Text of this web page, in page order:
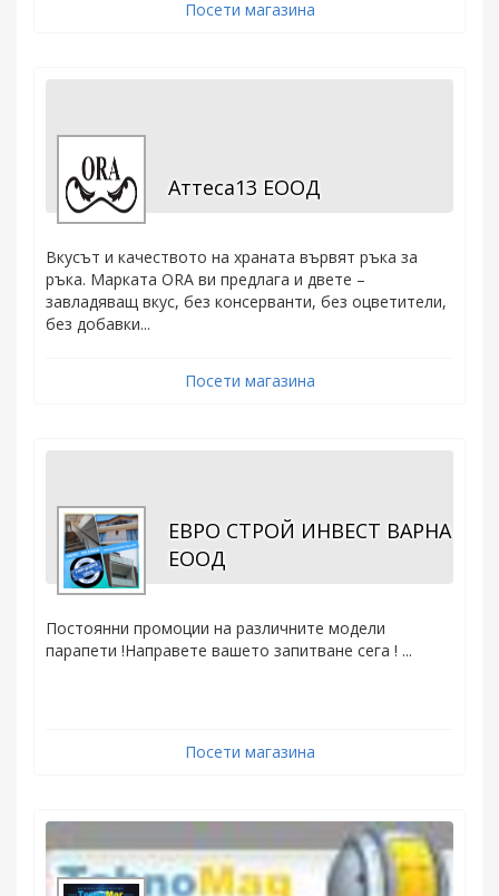
Посети магазина
Аттеса13 ЕООД
Вкусът и качеството на храната вървят ръка за
ръка. Марката ORA ви предлага и двете –
завладяващ вкус, без консерванти, без оцветители,
без добавки...
Посети магазина
ЕВРО СТРОЙ ИНВЕСТ ВАРНА
ЕООД
Постоянни промоции на различните модели
парапети !Направете вашето запитване сега ! ...
Посети магазина